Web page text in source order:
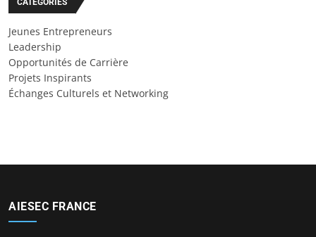
Jeunes Entrepreneurs
Leadership
Opportunités de Carrière
Projets Inspirants
Échanges Culturels et Networking
AIESEC FRANCE